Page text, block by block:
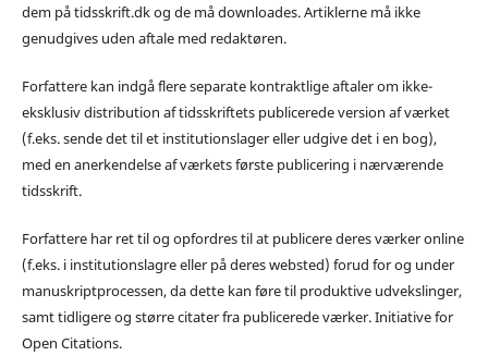
dem på tidsskrift.dk og de må downloades. Artiklerne må ikke
genudgives uden aftale med redaktøren.
Forfattere kan indgå flere separate kontraktlige aftaler om ikke-
eksklusiv distribution af tidsskriftets publicerede version af værket
(f.eks. sende det til et institutionslager eller udgive det i en bog),
med en anerkendelse af værkets første publicering i nærværende
tidsskrift.
Forfattere har ret til og opfordres til at publicere deres værker online
(f.eks. i institutionslagre eller på deres websted) forud for og under
manuskriptprocessen, da dette kan føre til produktive udvekslinger,
samt tidligere og større citater fra publicerede værker. Initiative for
Open Citations.